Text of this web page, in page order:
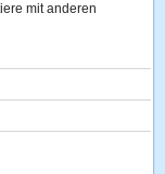
mit anderen